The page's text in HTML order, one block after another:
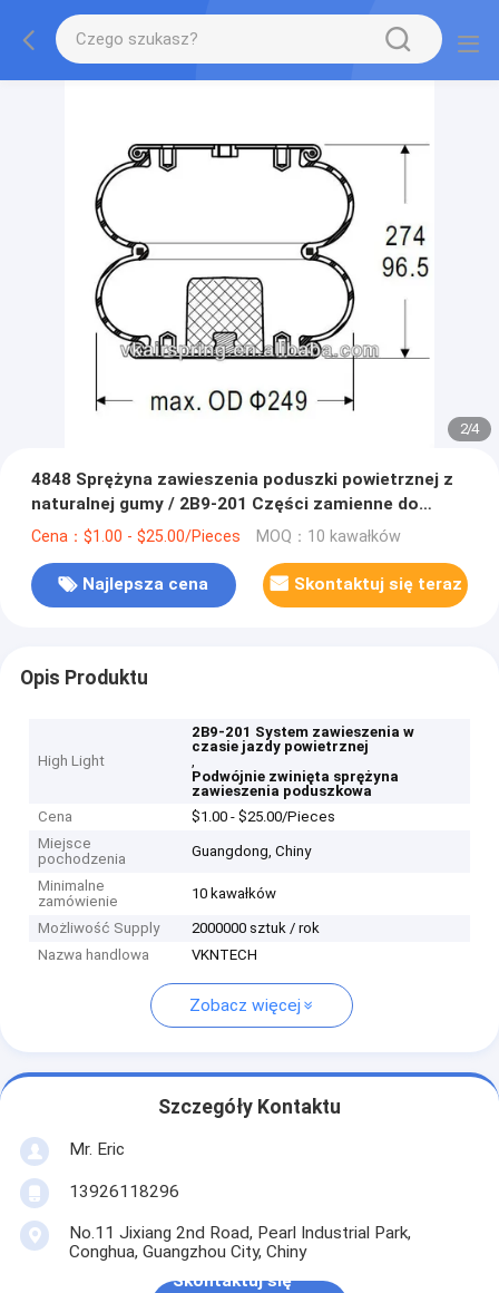
2/4
4848 Sprężyna zawieszenia poduszki powietrznej z
naturalnej gumy / 2B9-201 Części zamienne do
systemu zawieszenia pneumatycznego Podwójnie
Cena：$1.00 - $25.00/Pieces MOQ：10 kawałków
Najlepsza cena Skontaktuj się teraz
Opis Produktu
High Light
2B9-201 System zawieszenia w
czasie jazdy powietrznej
,
Podwójnie zwinięta sprężyna
zawieszenia poduszkowa
Cena
$1.00 - $25.00/Pieces
Miejsce
pochodzenia
Guangdong, Chiny
Minimalne
zamówienie
10 kawałków
Możliwość Supply
2000000 sztuk / rok
Nazwa handlowa
VKNTECH
Zobacz więcej
Szczegóły Kontaktu
Mr. Eric
13926118296
No.11 Jixiang 2nd Road, Pearl Industrial Park,
Conghua, Guangzhou City, Chiny
Skontaktuj się